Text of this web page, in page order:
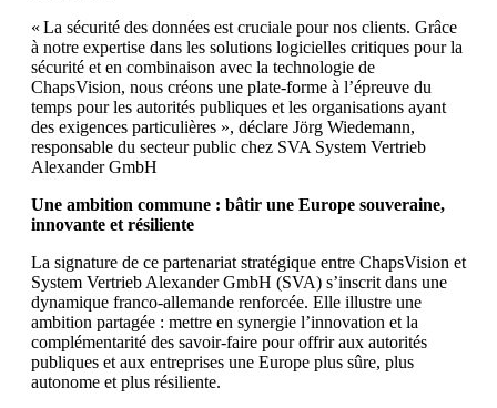
« La sécurité des données est cruciale pour nos clients. Grâce
à notre expertise dans les solutions logicielles critiques pour la
sécurité et en combinaison avec la technologie de
ChapsVision, nous créons une plate-forme à l’épreuve du
temps pour les autorités publiques et les organisations ayant
des exigences particulières », déclare Jörg Wiedemann,
responsable du secteur public chez SVA System Vertrieb
Alexander GmbH
Une ambition commune : bâtir une Europe souveraine,
innovante et résiliente
La signature de ce partenariat stratégique entre ChapsVision et
System Vertrieb Alexander GmbH (SVA) s’inscrit dans une
dynamique franco-allemande renforcée. Elle illustre une
ambition partagée : mettre en synergie l’innovation et la
complémentarité des savoir-faire pour offrir aux autorités
publiques et aux entreprises une Europe plus sûre, plus
autonome et plus résiliente.